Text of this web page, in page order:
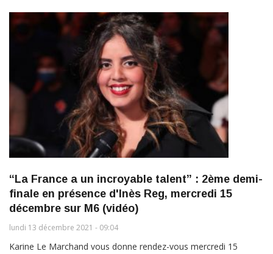
“La France a un incroyable talent” : 2ème demi-
finale en présence d'Inès Reg, mercredi 15
décembre sur M6 (vidéo)
lundi 13 décembre 2021 - 09:04
Karine Le Marchand vous donne rendez-vous mercredi 15